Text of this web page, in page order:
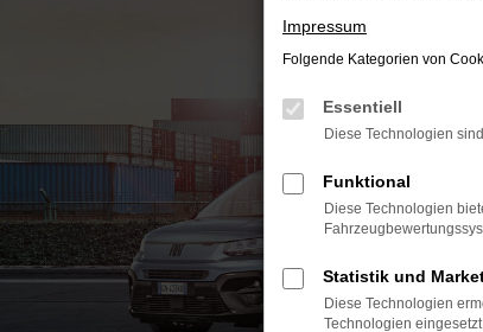
Impressum
Folgende Kategorien von
Essentiell
Diese Technologien
Funktional
Diese Technologien
Statistik und
Diese Technologien
Technologien